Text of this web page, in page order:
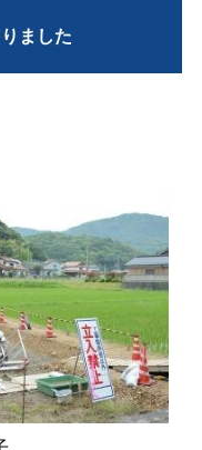
ました